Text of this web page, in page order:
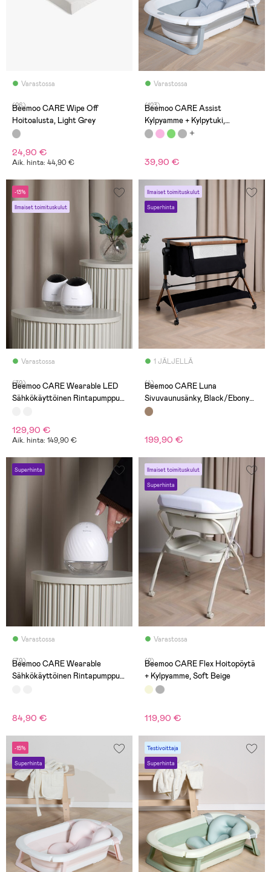
Varastossa
(26)
Beemoo CARE Wipe Off
Hoitoalusta, Light Grey
24,90 €
Aik. hinta: 44,90 €
Varastossa
(123)
Beemoo CARE Assist
Kylpyamme + Kylpytuki,
White/Grey
39,90 €
-13%
Ilmaiset toimituskulut
Varastossa
(39)
Beemoo CARE Wearable LED
Sähkökäyttöinen Rintapumppu
129,90 €
Aik. hinta: 149,90 €
Ilmaiset toimituskulut
Superhinta
1 JÄLJELLÄ
(4)
Beemoo CARE Luna
Sivuvaunusänky, Black/Ebony
Oak
199,90 €
Superhinta
Varastossa
(79)
Beemoo CARE Wearable
Sähkökäyttöinen Rintapumppu
84,90 €
Ilmaiset toimituskulut
Superhinta
Varastossa
(2)
Beemoo CARE Flex Hoitopöytä
+ Kylpyamme, Soft Beige
119,90 €
-15%
Superhinta
Testivoittaja
Superhinta